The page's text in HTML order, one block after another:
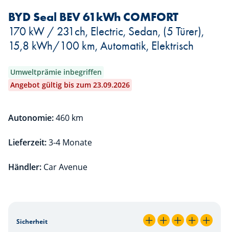
BYD Seal BEV 61kWh COMFORT
170 kW / 231ch, Electric, Sedan, (5 Türer),
15,8 kWh/100 km, Automatik, Elektrisch
Umweltprämie inbegriffen
Angebot gültig bis zum 23.09.2026
Autonomie:460 km
Lieferzeit:3-4 Monate
Händler: Car Avenue
Sicherheit 5 / 5